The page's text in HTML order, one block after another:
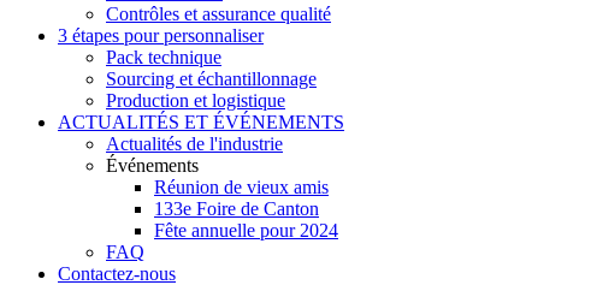
Contrôles et assurance qualité
3 étapes pour personnaliser
Pack technique
Sourcing et échantillonnage
Production et logistique
ACTUALITÉS ET ÉVÉNEMENTS
Actualités de l'industrie
Événements
Réunion de vieux amis
133e Foire de Canton
Fête annuelle pour 2024
FAQ
Contactez-nous